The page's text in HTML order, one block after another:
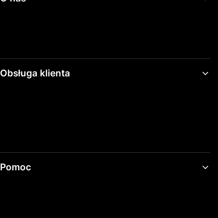
Obsługa klienta
Pomoc